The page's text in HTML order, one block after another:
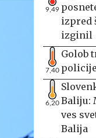
9,49
izpred
izginil
7,40
Golob
6,20 Baliju:
ves
Balija